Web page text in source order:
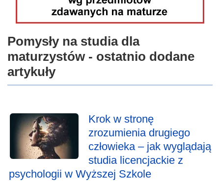
Pomysły na studia dla
maturzystów - ostatnio dodane
artykuły
Krok w stronę
zrozumienia drugiego
człowieka – jak wyglądają
studia licencjackie z
psychologii w Wyższej Szkole